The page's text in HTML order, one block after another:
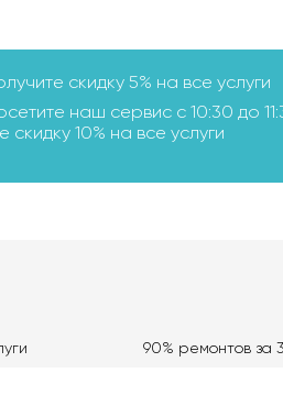
скидку 5% на все услуги
наш сервис с 10:30 до
10% на все услуги
90% ремонтов за